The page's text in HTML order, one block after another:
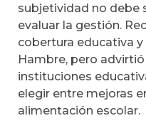
subjetividad no debe
evaluar la gestión.
cobertura educativa
Hambre, pero
instituciones
elegir entre mejoras
alimentación escolar.